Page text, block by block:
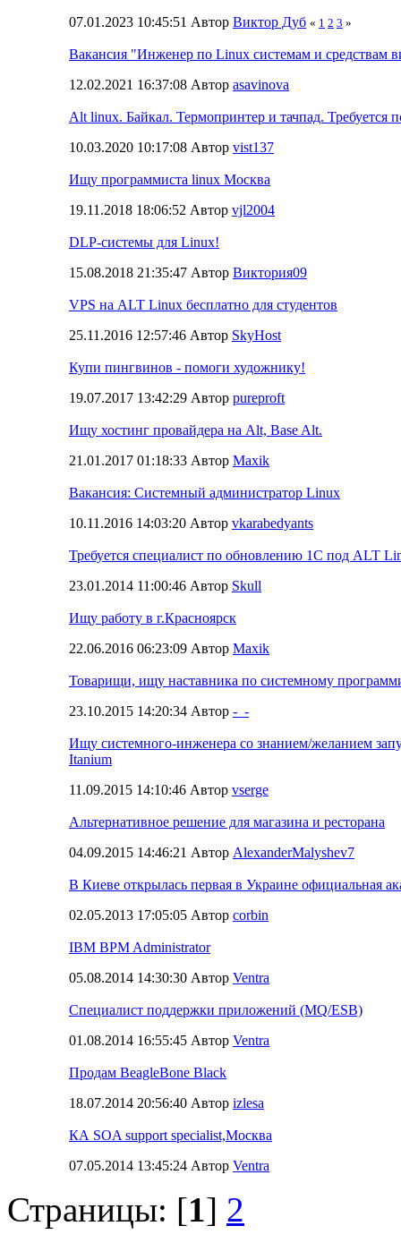
07.01.2023 10:45:51 Автор Виктор Дуб « 1 2 3 »
Вакансия "Инженер по Linux системам и средствам
12.02.2021 16:37:08 Автор asavinova
Alt linux. Байкал. Термопринтер и тачпад. Требуется
10.03.2020 10:17:08 Автор vist137
Ищу программиста linux Москва
19.11.2018 18:06:52 Автор vjl2004
DLP-системы для Linux!
15.08.2018 21:35:47 Автор Виктория09
VPS на ALT Linux бесплатно для студентов
25.11.2016 12:57:46 Автор SkyHost
Купи пингвинов - помоги художнику!
19.07.2017 13:42:29 Автор pureproft
Ищу хостинг провайдера на Alt, Base Alt.
21.01.2017 01:18:33 Автор Maxik
Вакансия: Системный администратор Linux
10.11.2016 14:03:20 Автор vkarabedyants
Требуется специалист по обновлению 1С под ALT
23.01.2014 11:00:46 Автор Skull
Ищу работу в г.Красноярск
22.06.2016 06:23:09 Автор Maxik
Товарищи, ищу наставника по системному
23.10.2015 14:20:34 Автор -_-
Ищу системного-инженера со знанием/желанием
Itanium
11.09.2015 14:10:46 Автор vserge
Альтернативное решение для магазина и ресторана
04.09.2015 14:46:21 Автор AlexanderMalyshev7
В Киеве открылась первая в Украине официальная
02.05.2013 17:05:05 Автор corbin
IBM BPM Administrator
05.08.2014 14:30:30 Автор Ventra
Специалист поддержки приложений (MQ/ESB)
01.08.2014 16:55:45 Автор Ventra
Продам BeagleBone Black
18.07.2014 20:56:40 Автор izlesa
КА SOA support specialist,Москва
07.05.2014 13:45:24 Автор Ventra
Страницы: [1] 2